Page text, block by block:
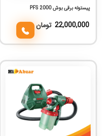
پیستوله برقی بوش PFS 2000
22,000,000 تومان